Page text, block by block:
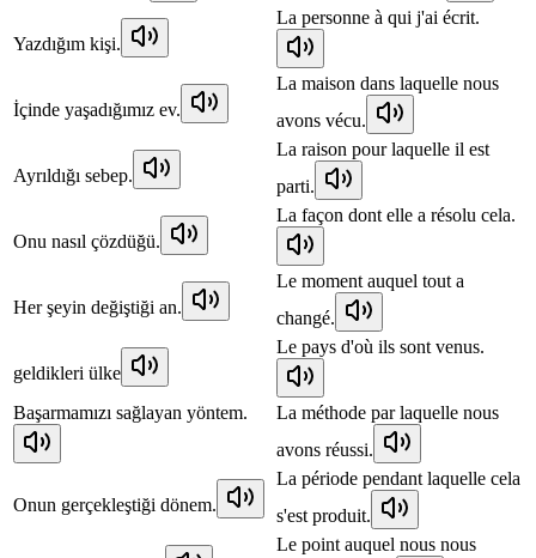
Yazdığım kişi.
La personne à qui j'ai écrit.
İçinde yaşadığımız ev.
La maison dans laquelle nous
avons vécu.
Ayrıldığı sebep.
La raison pour laquelle il est
parti.
Onu nasıl çözdüğü.
La façon dont elle a résolu cela.
Her şeyin değiştiği an.
Le moment auquel tout a
changé.
geldikleri ülke
Le pays d'où ils sont venus.
Başarmamızı sağlayan yöntem.
La méthode par laquelle nous
avons réussi.
Onun gerçekleştiği dönem.
La période pendant laquelle cela
s'est produit.
Le point auquel nous nous